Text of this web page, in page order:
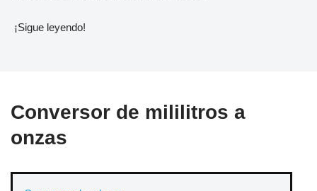
¡Sigue leyendo!
Conversor de mililitros a
onzas